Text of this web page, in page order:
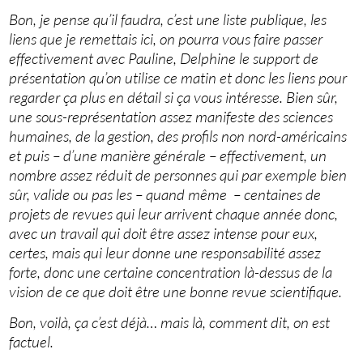
Bon, je pense qu’il faudra, c’est une liste publique, les
liens que je remettais ici, on pourra vous faire passer
effectivement avec Pauline, Delphine le support de
présentation qu’on utilise ce matin et donc les liens pour
regarder ça plus en détail si ça vous intéresse. Bien sûr,
une sous-représentation assez manifeste des sciences
humaines, de la gestion, des profils non nord-américains
et puis – d’une manière générale – effectivement, un
nombre assez réduit de personnes qui par exemple bien
sûr, valide ou pas les – quand même – centaines de
projets de revues qui leur arrivent chaque année donc,
avec un travail qui doit être assez intense pour eux,
certes, mais qui leur donne une responsabilité assez
forte, donc une certaine concentration là-dessus de la
vision de ce que doit être une bonne revue scientifique.
Bon, voilà, ça c’est déjà… mais là, comment dit, on est
factuel.